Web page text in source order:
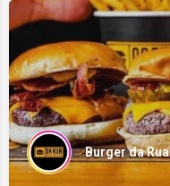
Burger da Rua